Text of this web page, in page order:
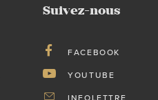
Suivez-nous
FACEBOOK
YOUTUBE
INFOLETTRE